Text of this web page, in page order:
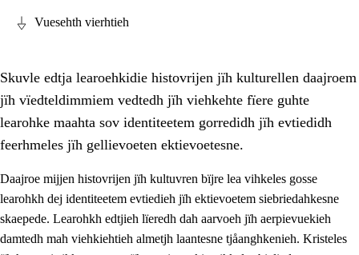
Lïerehtimmien aarvoevåarome
1.1 Almetjeaarvoe
Identiteete jïh kulturellen gellievoete
Vuesehth vierhtieh
Skuvle edtja learoehkidie histovrijen jïh kulturellen daajroem
jïh vïedteldimmiem vedtedh jïh viehkehte fïere guhte
learohke maahta sov identiteetem gorredidh jïh evtiedidh
feerhmeles jïh gellievoeten ektievoetesne.
Daajroe mijjen histovrijen jïh kultuvren bïjre lea vihkeles gosse
learohkh dej identiteetem evtiedieh jïh ektievoetem siebriedahkesne
skaepede. Learohkh edtjieh lïeredh dah aarvoeh jïh aerpievuekieh
damtedh mah viehkiehtieh almetjh laantesne tjåanghkenieh. Kristeles